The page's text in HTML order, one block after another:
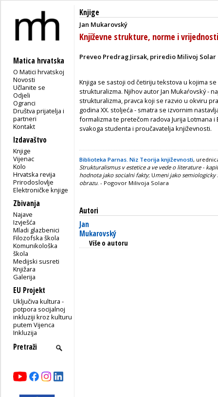
Matica hrvatska
O Matici hrvatskoj
Novosti
Učlanite se
Odjeli
Ogranci
Društva prijatelja i
partneri
Kontakt
Izdavaštvo
Knjige
Vijenac
Kolo
Hrvatska revija
Prirodoslovlje
Elektroničke knjige
Zbivanja
Najave
Izvješća
Mladi glazbenici
Filozofska škola
Komunikološka
škola
Medijski susreti
Knjižara
Galerija
EU Projekt
Uključiva kultura -
potpora socijalnoj
inkluziji kroz kulturu
putem Vijenca
Inkluzija
Knjige
Jan Mukarovský
Književne strukture, norme i vrijednosti
Preveo Predrag Jirsak, priredio Milivoj Solar
Knjiga se sastoji od četiriju tekstova u kojima
strukturalizma. Njihov autor Jan Mukaŕovský -
strukturalizma, pravca koji se razvio u okviru
godina XX. stoljeća - smatra se izvornim
formalizma te pretečom radova Jurija Lotmana
svakoga studenta i proučavatelja književnosti.
Biblioteka Parnas. Niz Teorija književnosti,
Strukturalismus v estetice a ve vede o literature -
hodnota jako socialni fakty; Umeni jako semiologicky
obrazu. - Pogovor Milivoja Solara
Autori
Jan
Mukarovský
Više o autoru